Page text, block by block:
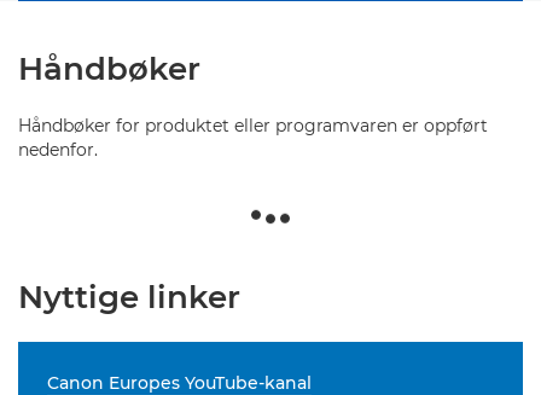
Håndbøker
Håndbøker for produktet eller programvaren er oppført
nedenfor.
Nyttige linker
Canon Europes YouTube-kanal